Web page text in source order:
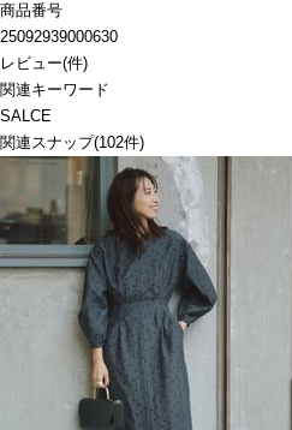
商品番号
25092939000630
レビュー(件)
関連キーワード
SALCE
関連スナップ(102件)